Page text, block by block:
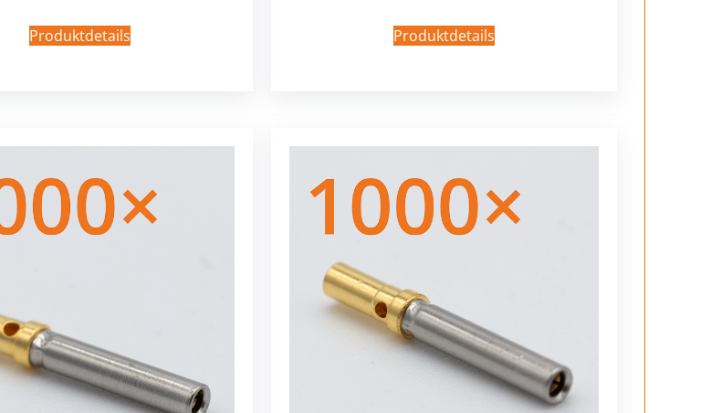
Produktdetails Produktdetails